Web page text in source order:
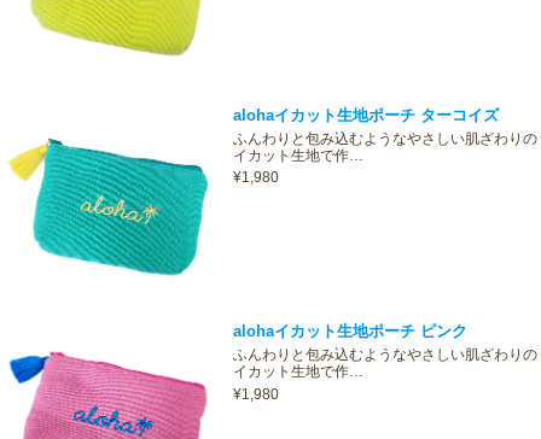
alohaイカット生地ポーチ ターコイズ
ふんわりと包み込むようなやさしい肌ざわりの
イカット生地で作…
¥1,980
alohaイカット生地ポーチ ピンク
ふんわりと包み込むようなやさしい肌ざわりの
イカット生地で作…
¥1,980